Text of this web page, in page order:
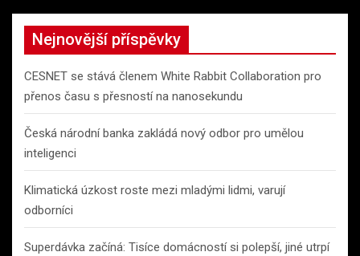
Nejnovější příspěvky
CESNET se stává členem White Rabbit Collaboration pro
přenos času s přesností na nanosekundu
Česká národní banka zakládá nový odbor pro umělou
inteligenci
Klimatická úzkost roste mezi mladými lidmi, varují
odborníci
Superdávka začíná: Tisíce domácností si polepší, jiné utrpí